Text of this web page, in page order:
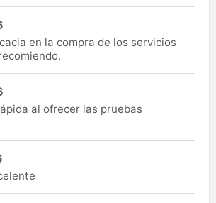
en la compra de los servicios
al ofrecer las pruebas